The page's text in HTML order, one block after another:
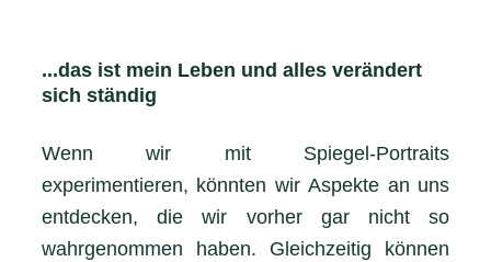
...das ist mein Leben und alles verändert
sich ständig
Wenn wir mit Spiegel-Portraits
experimentieren, könnten wir Aspekte an uns
entdecken, die wir vorher gar nicht so
wahrgenommen haben. Gleichzeitig können